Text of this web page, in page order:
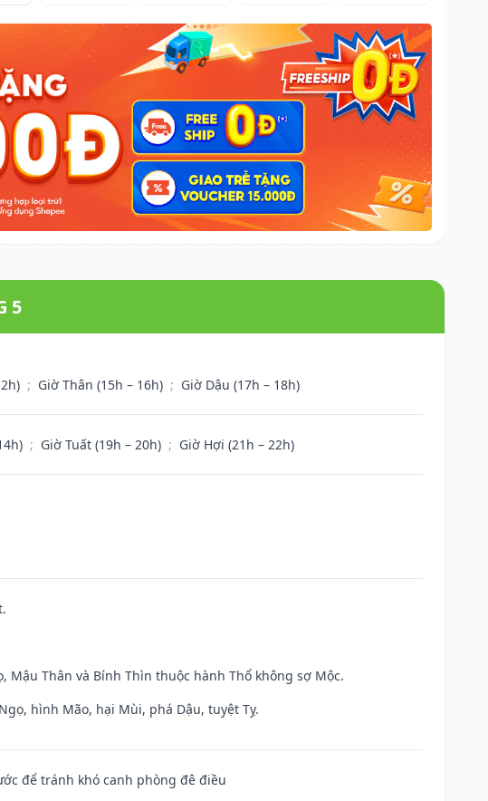
5
; Giờ Thân (15h – 16h) ; Giờ Dậu (17h – 18h)
; Giờ Tuất (19h – 20h) ; Giờ Hợi (21h – 22h)
Thân và Bính Thìn thuộc hành Thổ không sợ Mộc.
hình Mão, hại Mùi, phá Dậu, tuyệt Tỵ.
để tránh khó canh phòng đê điều